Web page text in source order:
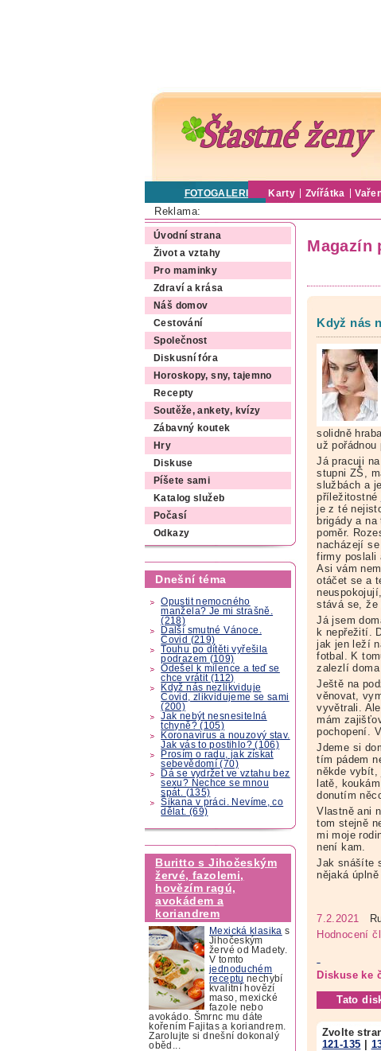
FOTOGALERIE Karty Zvířátka
Reklama:
Úvodní strana
Život a vztahy
Pro maminky
Zdraví a krása
Náš domov
Cestování
Společnost
Diskusní fóra
Horoskopy, sny, tajemno
Recepty
Soutěže, ankety, kvízy
Zábavný koutek
Hry
Diskuse
Píšete sami
Katalog služeb
Počasí
Odkazy
Dnešní téma
Opustit nemocného
manžela? Je mi strašně.
(218)
Další smutné Vánoce.
Covid (219)
Touhu po dítěti vyřešila
podrazem (109)
Odešel k milence a teď se
chce vrátit (112)
Když nás nezlikviduje
Covid, zlikvidujeme se sami
(200)
Jak nebýt nesnesitelná
tchyně? (105)
Koronavirus a nouzový stav.
Jak vás to postihlo? (106)
Prosím o radu, jak získat
sebevědomí (70)
Dá se vydržet ve vztahu bez
sexu? Nechce se mnou
spát. (135)
Šikana v práci. Nevíme, co
dělat. (69)
Buritto s Jihočeským
žervé, fazolemi,
hovězím ragú,
avokádem a
koriandrem
Mexická klasika s
Jihočeským
žervé od Madety.
V tomto
jednoduchém
receptu nechybí
kvalitní hovězí
maso, mexické
fazole nebo
avokádo. Šmrnc mu dáte
kořením Fajitas a koriandrem.
Zarolujte si dnešní dokonalý
oběd...
Magazín
Když nás
solidně
už pořádnou
Já pracuji
stupni ZŠ,
službách a
příležitostné
je z té
brigády a
poměr.
nacházejí
firmy poslali
Asi vám
otáčet se a
stává se, že
Já jsem
k nepřežití.
jak jen leží
fotbal. K
zalezlí
Ještě na
věnovat,
vyvětrali.
mám
pochopení.
Jdeme si
tím pádem
někde vybít,
latě,
donutím
Vlastně ani
tom stejně
mi moje
není kam.
Jak snášíte
nějaká úplně
7.2.2021
Hodnocení
Diskuse ke
Tato
Zvolte
121-135 |